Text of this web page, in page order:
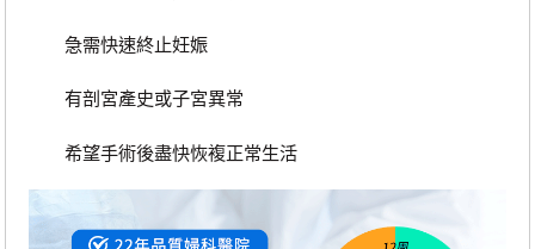
急需快速終止妊娠
有剖宮產史或子宮異常
希望手術後盡快恢複正常生活